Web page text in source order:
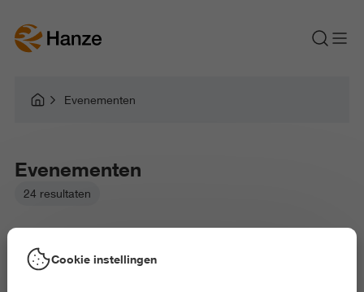
Evenementen
Evenementen
24 resultaten
Cookie instellingen